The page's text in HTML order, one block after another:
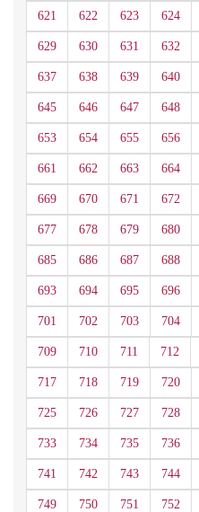
621 622 623 624
629 630 631 632
637 638 639 640
645 646 647 648
653 654 655 656
661 662 663 664
669 670 671 672
677 678 679 680
685 686 687 688
693 694 695 696
701 702 703 704
709 710 711 712
717 718 719 720
725 726 727 728
733 734 735 736
741 742 743 744
749 750 751 752